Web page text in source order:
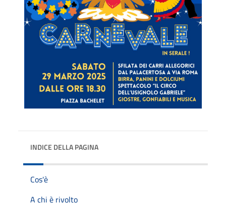
INDICE DELLA PAGINA
Cos'è
A chi è rivolto